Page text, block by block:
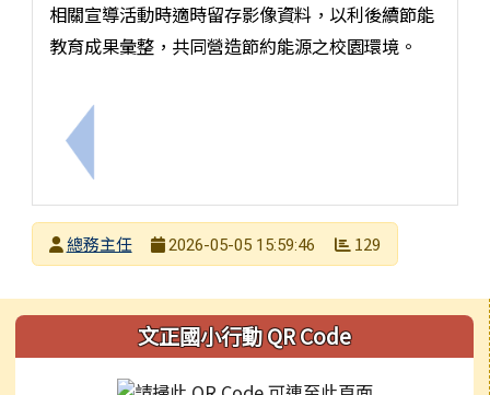
上一筆：116年度臺南市社區營造徵選須知
相關宣導活動時適時留存影像資料，以利後續節能
教育成果彙整，共同營造節約能源之校園環境。
發布者
總務主任
2026-05-05 15:59:46 129
左邊區域內容文正國小行動 QR Code